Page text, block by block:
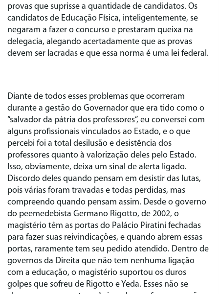
provas que suprisse a quantidade de candidatos. Os
candidatos de Educação Física, inteligentemente, se
negaram a fazer o concurso e prestaram queixa na
delegacia, alegando acertadamente que as provas
devem ser lacradas e que essa norma é uma lei federal.
Diante de todos esses problemas que ocorreram
durante a gestão do Governador que era tido como o
“salvador da pátria dos professores”, eu conversei com
alguns profissionais vinculados ao Estado, e o que
percebi foi a total desilusão e desistência dos
professores quanto à valorização deles pelo Estado.
Isso, obviamente, deixa um sinal de alerta ligado.
Discordo deles quando pensam em desistir das lutas,
pois várias foram travadas e todas perdidas, mas
compreendo quando pensam assim. Desde o governo
do peemedebista Germano Rigotto, de 2002, o
magistério têm as portas do Palácio Piratini fechadas
para fazer suas reivindicações, e quando abrem essas
portas, raramente tem seu pedido atendido. Dentro de
governos da Direita que não tem nenhuma ligação
com a educação, o magistério suportou os duros
golpes que sofreu de Rigotto e Yeda. Esses não se